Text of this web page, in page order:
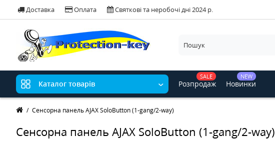
Доставка Оплата Святкові та неробочі дні 2024 р.
Каталог товарів
SALE
Розпродаж
NEW
Новинки
Сенсорна панель AJAX SoloButton (1-gang/2-way)
Сенсорна панель AJAX SoloButton (1-gang/2-way)